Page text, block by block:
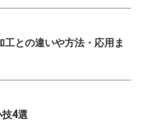
工との違いや方法・応用ま
4選